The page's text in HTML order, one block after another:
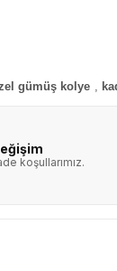
gümüş kolye ,
koşullarımız.